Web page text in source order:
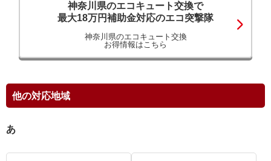
神奈川県のエコキュート交換で
最大18万円補助金対応のエコ突撃隊
神奈川県のエコキュート交換
お得情報はこちら
他の対応地域
あ